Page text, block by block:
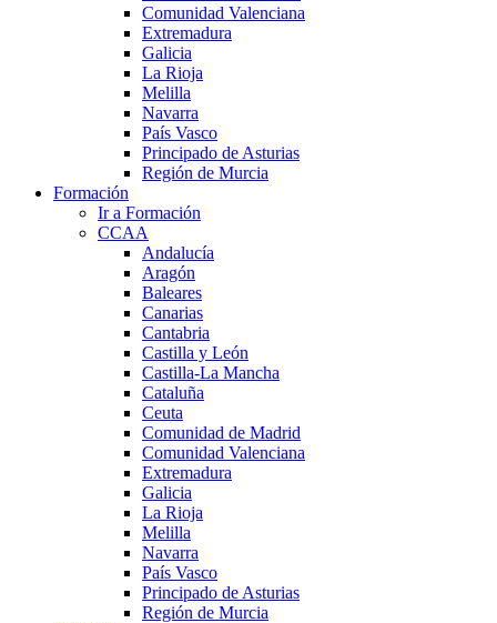
Comunidad Valenciana
Extremadura
Galicia
La Rioja
Melilla
Navarra
País Vasco
Principado de Asturias
Región de Murcia
Formación
Ir a Formación
CCAA
Andalucía
Aragón
Baleares
Canarias
Cantabria
Castilla y León
Castilla-La Mancha
Cataluña
Ceuta
Comunidad de Madrid
Comunidad Valenciana
Extremadura
Galicia
La Rioja
Melilla
Navarra
País Vasco
Principado de Asturias
Región de Murcia